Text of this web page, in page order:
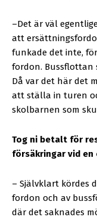
–Det är väl
att
funkade det inte,
fordon. Bussflottan
Då var det här det
att ställa in turen
skolbarnen som
Tog ni betalt för
försäkringar vid
– Självklart kördes
fordon och av
där det saknades